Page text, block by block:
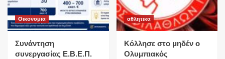
Οικονομια
Συνάντηση
συνεργασίας Ε.Β.Ε.Π.
αθλητικα
Κόλλησε στο μηδέν ο
Ολυμπιακός